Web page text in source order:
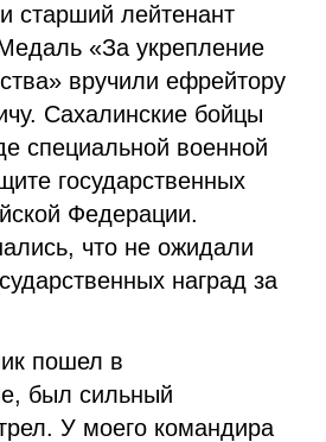
старший лейтенант
«За укрепление
вручили ефрейтору
Сахалинские бойцы
специальной военной
государственных
Федерации.
что не ожидали
наград за
пошел в
был сильный
У моего командира